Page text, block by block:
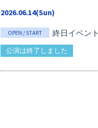
2026.06.14(Sun)
OPEN / START 終日イベント
公演は終了しました